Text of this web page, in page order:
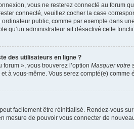
vous ne resterez connecté au forum
connecté, veuillez cocher la case
public, comme par exemple dans
qu’un administrateur ait désactivé cette
des utilisateurs en ligne ?
», vous trouverez l’option Masquer votre
à vous-même. Vous serez compté(e)
facilement être réinitialisé. Rendez-vous
mesure de pouvoir vous connecter de